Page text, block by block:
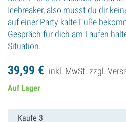
Icebreaker, also musst du dir
auf einer Party kalte Füße
Gespräch für dich am Laufen
Situation.
39,99 € inkl. MwSt. zzgl.
Auf Lager
Kaufe 3